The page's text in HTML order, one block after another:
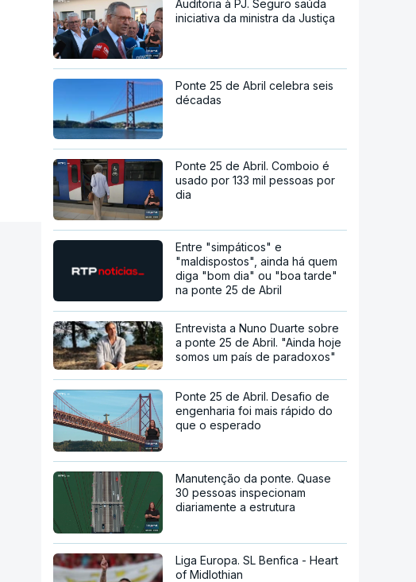
Auditoria à PJ. Seguro saúda
iniciativa da ministra da Justiça
Ponte 25 de Abril celebra seis
décadas
Ponte 25 de Abril. Comboio é
usado por 133 mil pessoas por
dia
Entre "simpáticos" e
"maldispostos", ainda há quem
diga "bom dia" ou "boa tarde"
na ponte 25 de Abril
Entrevista a Nuno Duarte sobre
a ponte 25 de Abril. "Ainda hoje
somos um país de paradoxos"
Ponte 25 de Abril. Desafio de
engenharia foi mais rápido do
que o esperado
Manutenção da ponte. Quase
30 pessoas inspecionam
diariamente a estrutura
Liga Europa. SL Benfica - Heart
of Midlothian